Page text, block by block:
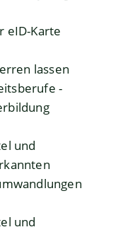
eID-Karte
lassen
-
und
und